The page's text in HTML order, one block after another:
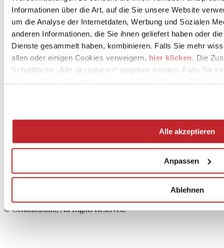
Informationen über die Art, auf die Sie unsere Website
um die Analyse der Internetdaten, Werbung und Sozialen
anderen Informationen, die Sie ihnen geliefert haben oder
Dienste gesammelt haben, kombinieren. Falls Sie mehr
allen oder einigen Cookies verweigern, hier klicken. Die
Schaltfläche „Alle akzeptieren“ gegeben werden. Falls Sie
können Sie Ihre Zustimmung mit der Schaltfläche
Alle akzeptieren
Anpassen
Ablehnen
News
aziende
Cookie Policy
Edi.Cer S.p.a. Società unipersonale
Viale Monte Santo, 40 - 41049 Sassuolo (MO) - Italy
Capitale Sociale: 2.500.000 euro - Codice fiscale e P.IVA
00853700367
© Ceramica.info, All Rights Reserved.